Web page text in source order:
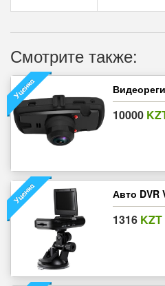
Смотрите также:
10000
Авто DVR
1316 KZT